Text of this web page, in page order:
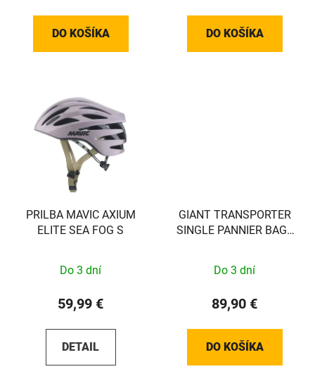
DO KOŠÍKA DO KOŠÍKA
PRILBA MAVIC AXIUM
ELITE SEA FOG S
Do 3 dní
59,99 €
DETAIL
GIANT TRANSPORTER
SINGLE PANNIER BAG -
440000037
Do 3 dní
89,90 €
DO KOŠÍKA